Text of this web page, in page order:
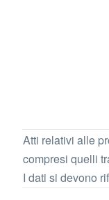
Atti relativi alle
compresi quelli
I dati si devono